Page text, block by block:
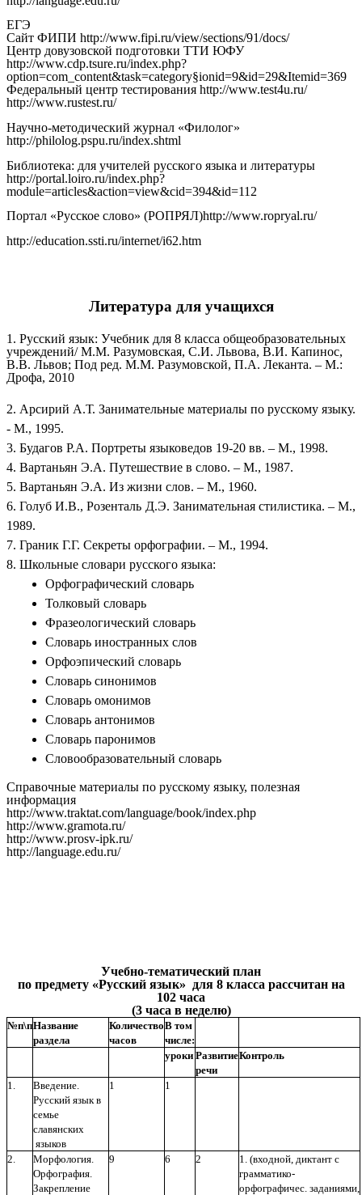
ЕГЭ
Сайт ФИПИ http://www.fipi.ru/view/sections/91/docs/
Центр довузовской подготовки ТТИ ЮФУ
http://www.cdp.tsure.ru/index.php?
option=com_content&task=category§ionid=9&id=29&Itemid=369
Федеральный центр тестирования http://www.test4u.ru/
http://www.rustest.ru/
Научно-методический журнал «Филолог»
http://philolog.pspu.ru/index.shtml
Библиотека: для учителей русского языка и литературы
http://portal.loiro.ru/index.php?
module=articles&action=view&cid=394&id=112
Портал «Русское слово» (РОПРЯЛ)http://www.ropryal.ru/
http://education.ssti.ru/internet/i62.htm
Литература для учащихся
1. Русский язык: Учебник для 8 класса общеобразовательных
учреждений/ М.М. Разумовская, С.И. Львова, В.И. Капинос,
В.В. Львов; Под ред. М.М. Разумовской, П.А. Леканта. – М.:
Дрофа, 2010
2. Арсирий А.Т. Занимательные материалы по русскому языку.
- М., 1995.
3. Будагов Р.А. Портреты языковедов 19-20 вв. – М., 1998.
4. Вартаньян Э.А. Путешествие в слово. – М., 1987.
5. Вартаньян Э.А. Из жизни слов. – М., 1960.
6. Голуб И.В., Розенталь Д.Э. Занимательная стилистика. – М.,
1989.
7. Граник Г.Г. Секреты орфографии. – М., 1994.
8. Школьные словари русского языка:
Орфографический словарь
Толковый словарь
Фразеологический словарь
Словарь иностранных слов
Орфоэпический словарь
Словарь синонимов
Словарь омонимов
Словарь антонимов
Словарь паронимов
Словообразовательный словарь
Справочные материалы по русскому языку, полезная
информация
http://www.traktat.com/language/book/index.php
http://www.gramota.ru/
http://www.prosv-ipk.ru/
http://language.edu.ru/
Учебно-тематический план
по предмету «Русский язык» для 8 класса рассчитан на
102 часа
(3 часа в неделю)
№п\пНазвание
раздела
Количество
часов
В том
числе:
уроки Развитие
речи
Контроль
1.
Введение.
Русский язык в
семье
славянских
языков
1 1
2.
Морфология.
Орфография.
Закрепление
9 6 2
1. (входной, диктант с
грамматико-
орфографичес. заданиями,